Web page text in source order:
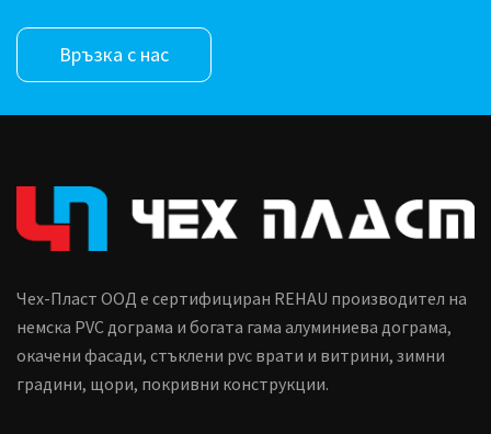
Връзка с нас
Чех-Пласт ООД е сертифициран REHAU производител на
немска PVC дограма и богата гама алуминиева дограма,
окачени фасади, стъклени pvc врати и витрини, зимни
градини, щори, покривни конструкции.